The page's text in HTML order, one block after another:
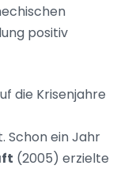
positiv
die Krisenjahre
Schon ein Jahr
(2005) erzielte